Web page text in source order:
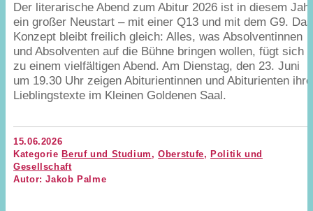
Der literarische Abend zum Abitur 2026 ist in diesem
ein großer Neustart – mit einerQ13 und mit dem G9. Das
Konzept bleibt freilich gleich: Alles, was Absolventinnen
und Absolventen auf die Bühne bringen wollen, fügt sich
zu einem vielfältigen Abend. Am Dienstag, den 23. Juni
um 19.30 Uhr zeigen Abiturientinnen und Abiturienten ihre
Lieblingstexte im Kleinen Goldenen Saal.
15.06.2026
Kategorie Beruf und Studium ,Oberstufe, Politik und
Gesellschaft
Autor: Jakob Palme